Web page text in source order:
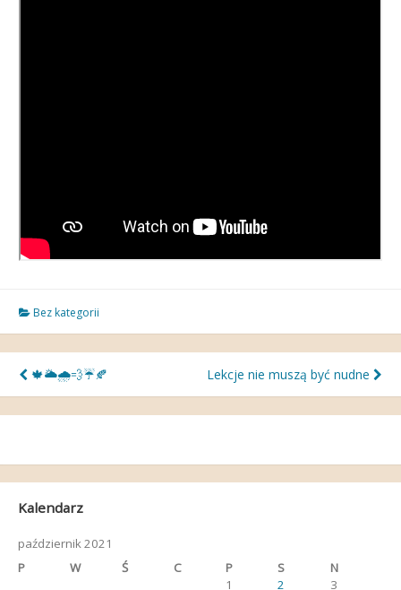
Bez kategorii
Nawigacja
wpisu
🍁🌥🌧💨☔️🍂 Lekcje nie muszą być nudne
Kalendarz
październik 2021
P
W Ś C P S
N
1
2
3